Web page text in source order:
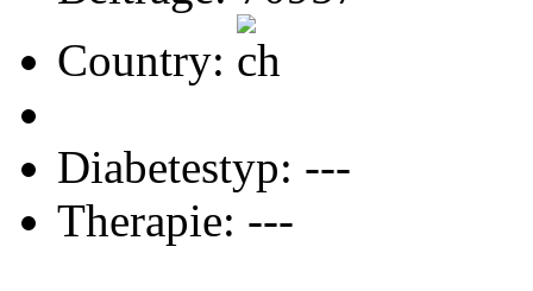
Country:
Diabetestyp: ---
Therapie: ---